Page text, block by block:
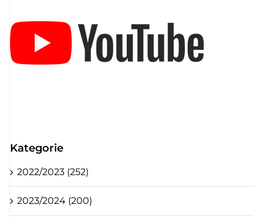
Kategorie
2022/2023 (252)
2023/2024 (200)